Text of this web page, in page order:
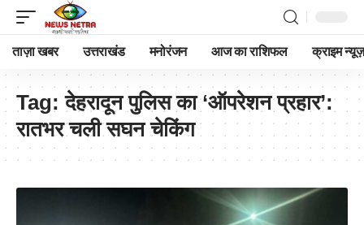
ताज़ा खबर उत्तराखंड मनोरंजन आज का राशिफल क्राइम न्यूज़
Tag:देहरादून पुलिस का ‘ऑपरेशन प्रहार’:
रातभर चली सघन चेकिंग